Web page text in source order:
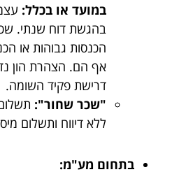
במועד או בכלל:
בהגשת דוח שנתי.
הכנסות גבוהות או
אף הם. הצהרת הון
דרישת פקיד השומה.
"שכר שחור":
ללא דיווח ותשלום
בתחום מע"מ: